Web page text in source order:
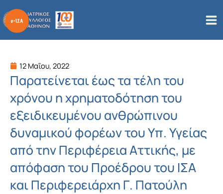
στο
περιεχόμενο
12 Μαΐου, 2022
Παρατείνεται έως τα τέλη του
χρόνου η χρηματοδότηση του
εξειδικευμένου ανθρώπινου
δυναμικού φορέων του Υπ. Υγείας
από την Περιφέρεια Αττικής, με
απόφαση του Προέδρου του ΙΣΑ
και Περιφερειάρχη Γ. Πατούλη